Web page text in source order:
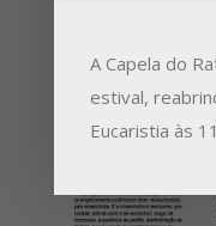
A Capela do
estival,
Eucaristia às